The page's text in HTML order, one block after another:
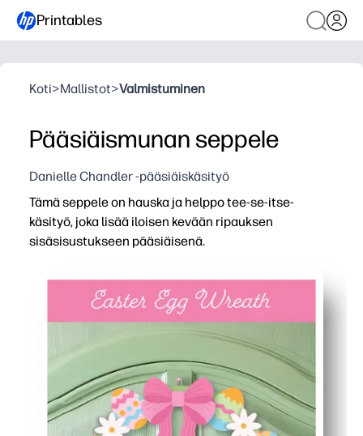
Printables
Koti>Mallistot>Valmistuminen
Pääsiäismunan seppele
Danielle Chandler -pääsiäiskäsityö
Tämä seppele on hauska ja helppo tee-se-itse-
käsityö, joka lisää iloisen kevään ripauksen
sisäsisustukseen pääsiäisenä.
Voit tulostaa, leikata ja koota muutamassa
Lapsiystävälliset askeleet pitävät pienet kädet
Yhdistä munat ja värit tyylisi mukaan - täydellinen
Tulosta niin monta kuin tarvitset sisaruksille tai